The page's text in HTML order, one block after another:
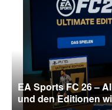
EA Sports FC 26 –
und den Editionen